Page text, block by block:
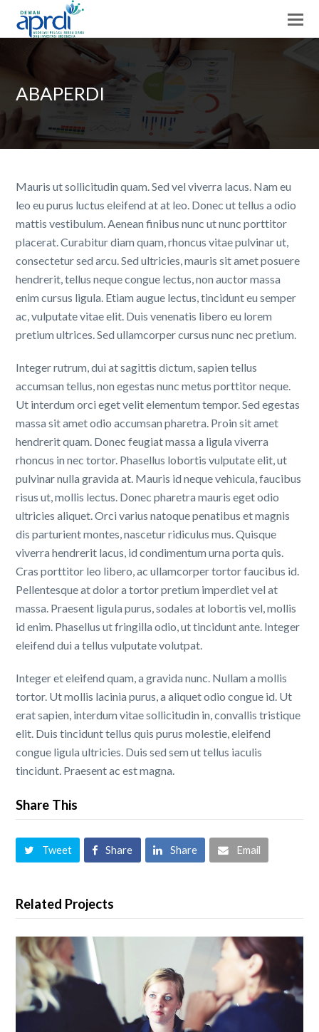
ABAPERDI
Mauris ut sollicitudin quam. Sed vel viverra lacus. Nam eu
leo eu purus luctus eleifend at at leo. Donec ut tellus a odio
mattis vestibulum. Aenean finibus nunc ut nunc porttitor
placerat. Curabitur diam quam, rhoncus vitae pulvinar ut,
consectetur sed arcu. Sed ultricies, mauris sit amet posuere
hendrerit, tellus neque congue lectus, non auctor massa
enim cursus ligula. Etiam augue lectus, tincidunt eu semper
ac, vulputate vitae elit. Duis venenatis libero eu lorem
pretium ultrices. Sed ullamcorper cursus nunc nec pretium.
Integer rutrum, dui at sagittis dictum, sapien tellus
accumsan tellus, non egestas nunc metus porttitor neque.
Ut interdum orci eget velit elementum tempor. Sed egestas
massa sit amet odio accumsan pharetra. Proin sit amet
hendrerit quam. Donec feugiat massa a ligula viverra
rhoncus in nec tortor. Phasellus lobortis vulputate elit, ut
pulvinar nulla gravida at. Mauris id neque vehicula, faucibus
risus ut, mollis lectus. Donec pharetra mauris eget odio
ultricies aliquet. Orci varius natoque penatibus et magnis
dis parturient montes, nascetur ridiculus mus. Quisque
viverra hendrerit lacus, id condimentum urna porta quis.
Cras porttitor leo libero, ac ullamcorper tortor faucibus id.
Pellentesque at dolor a tortor pretium imperdiet vel at
massa. Praesent ligula purus, sodales at lobortis vel, mollis
id enim. Phasellus ut fringilla odio, ut tincidunt ante. Integer
eleifend dui a tellus vulputate volutpat.
Integer et eleifend quam, a gravida nunc. Nullam a mollis
tortor. Ut mollis lacinia purus, a aliquet odio congue id. Ut
erat sapien, interdum vitae sollicitudin in, convallis tristique
elit. Duis tincidunt tellus quis purus molestie, eleifend
congue ligula ultricies. Duis sed sem ut tellus iaculis
tincidunt. Praesent ac est magna.
Share This
Tweet Share Share Email
Related Projects